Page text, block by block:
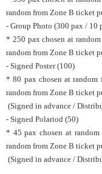
random from Zone B ticket
- Group Photo (300 pax / 10
* 250 pax chosen at
random from Zone B ticket
- Signed Poster (100)
* 80 pax chosen at random
random from Zone B ticket
(Signed in advance /
- Signed Polariod (50)
* 45 pax chosen at
random from Zone B ticket
(Signed in advance /